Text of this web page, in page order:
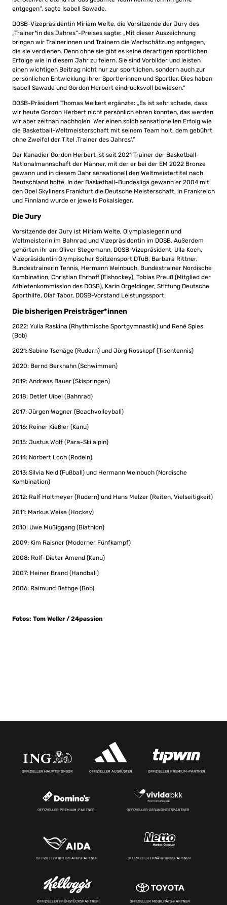
entgegen“, sagte Isabell Sawade.
DOSB-Vizepräsidentin Miriam Welte, die Vorsitzende der Jury des
„Trainer*in des Jahres“-Preises sagte: „Mit dieser Auszeichnung
bringen wir Trainerinnen und Trainern die Wertschätzung entgegen,
die sie verdienen. Denn ohne sie gibt es keine derartigen sportlichen
Erfolge wie in diesem Jahr zu feiern. Sie sind Vorbilder und leisten
einen wichtigen Beitrag nicht nur zur sportlichen, sondern auch zur
persönlichen Entwicklung ihrer Sportlerinnen und Sportler. Dies haben
Isabell Sawade und Gordon Herbert eindrucksvoll bewiesen.“
DOSB-Präsident Thomas Weikert ergänzte: „Es ist sehr schade, dass
wir heute Gordon Herbert nicht persönlich ehren konnten, das werden
wir aber zeitnah nachholen. Wer einen solch sensationellen Erfolg wie
die Basketball-Weltmeisterschaft mit seinem Team holt, dem gebührt
ohne Zweifel der Titel ‚Trainer des Jahres‘.“
Der Kanadier Gordon Herbert ist seit 2021 Trainer der Basketball-
Nationalmannschaft der Männer, mit der er bei der EM 2022 Bronze
gewann und in diesem Jahr sensationell den Weltmeistertitel nach
Deutschland holte. In der Basketball-Bundesliga gewann er 2004 mit
den Opel Skyliners Frankfurt die Deutsche Meisterschaft, in Frankreich
und Finnland wurde er jeweils Pokalsieger.
Die Jury
Vorsitzende der Jury ist Miriam Welte, Olympiasiegerin und
Weltmeisterin im Bahnrad und Vizepräsidentin im DOSB. Außerdem
gehörten ihr an: Oliver Stegemann, DOSB-Vizepräsident, Ulla Koch,
Vizepräsidentin Olympischer Spitzensport DTuB, Barbara Rittner,
Bundestrainerin Tennis, Hermann Weinbuch, Bundestrainer Nordische
Kombination, Christian Ehrhoff (Eishockey), Tobias Preuß (Mitglied der
Athletenkommission des DOSB), Karin Orgeldinger, Stiftung Deutsche
Sporthilfe, Olaf Tabor, DOSB-Vorstand Leistungssport.
Die bisherigen Preisträger*innen
2022: Yulia Raskina (Rhythmische Sportgymnastik) und René Spies
(Bob)
2021: Sabine Tschäge (Rudern) und Jörg Rosskopf (Tischtennis)
2020: Bernd Berkhahn (Schwimmen)
2019: Andreas Bauer (Skispringen)
2018: Detlef Uibel (Bahnrad)
2017: Jürgen Wagner (Beachvolleyball)
2016: Reiner Kießler (Kanu)
2015: Justus Wolf (Para-Ski alpin)
2014: Norbert Loch (Rodeln)
2013: Silvia Neid (Fußball) und Hermann Weinbuch (Nordische
Kombination)
2012: Ralf Holtmeyer (Rudern) und Hans Melzer (Reiten, Vielseitigkeit)
2011: Markus Weise (Hockey)
2010: Uwe Müßiggang (Biathlon)
2009: Kim Raisner (Moderner Fünfkampf)
2008: Rolf-Dieter Amend (Kanu)
2007: Heiner Brand (Handball)
2006: Raimund Bethge (Bob)
Fotos: Tom Weller / 24passion
OFFIZIELLER HAUPTSPONSOR OFFIZIELLER AUSRÜSTER OFFIZIELLER PREMIUM-PARTNER
OFFIZIELLER PREMIUM-PARTNER OFFIZIELLER GESUNDHEITSPARTNER
OFFIZIELLER KREUZFAHRTPARTNER OFFIZIELLER ERNÄHRUNGSPARTNER
OFFIZIELLER FRÜHSTÜCKSPARTNER OFFIZIELLER MOBILITÄTS-PARTNER